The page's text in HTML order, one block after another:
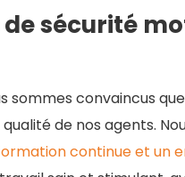
de sécurité
sommes convaincus
de nos agents.
continue et un